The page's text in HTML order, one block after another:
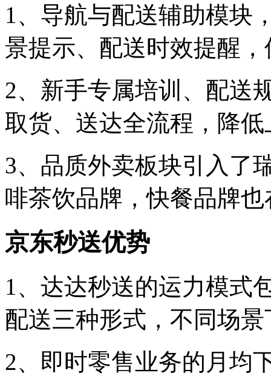
1、导航与配送辅助模块
景提示、配送时效提醒
2、新手专属培训、配送
取货、送达全流程，降
3、品质外卖板块引入了
啡茶饮品牌，快餐品牌
京东秒送优势
1、达达秒送的运力模式
配送三种形式，不同场
2、即时零售业务的月均